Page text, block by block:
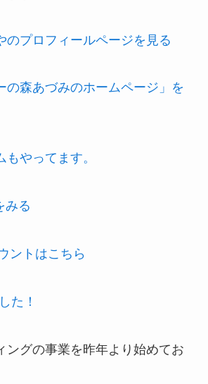
のプロフィールページを見る
の森あづみのホームページ」を
やってます。
みる
ントはこちら
た！
ングの事業を昨年より始めてお